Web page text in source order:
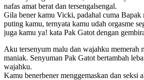
nafas amat berat dan tersengalsengal.
Gila bener kamu Vicki, padahal cuma Bapak
puting kamu, ternyata kamu udah orgasme
juga kamu ya! kata Pak Gatot dengan
Aku tersenyum malu dan wajahku memerah
maniak. Senyuman Pak Gatot bertambah
wajahku.
Kamu benerbener menggemaskan dan seksi